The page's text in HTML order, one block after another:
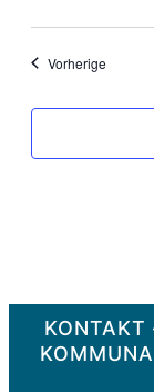
Vorherige
KONTAKT